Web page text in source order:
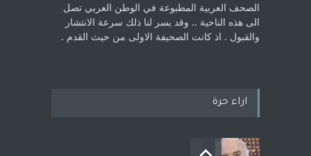
الصحف العربية المطبوعة في الوطن ‏العربي تصل
الى هذه الناحية .. وقد يسر لنا ذلك سرعة الانتشار
والقبول . اذ كانت ‏الصحيفة الاولى من حيث القدم . ‏
اراء حرة